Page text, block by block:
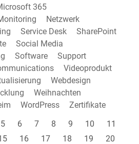
365
Netzwerk
Service Desk
SharePoint
Social Media
Software
Support
Videoprodukt
Webdesign
Weihnachten
WordPress
Zertifikate
5 6 7 8 9 10
11
16 17 18 19
20